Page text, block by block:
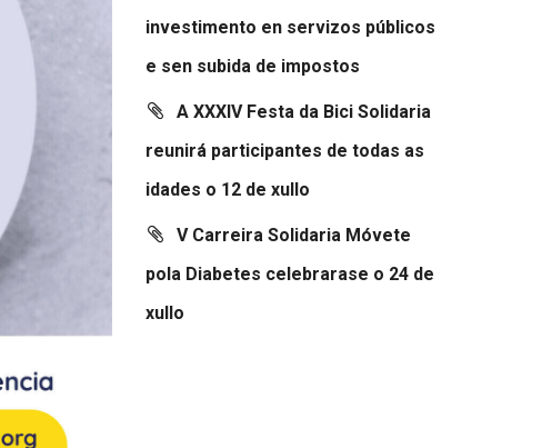
investimento en servizos públicos
e sen subida de impostos
A XXXIV Festa da Bici Solidaria
reunirá participantes de todas as
idades o 12 de xullo
V Carreira Solidaria Móvete
pola Diabetes celebrarase o 24 de
xullo